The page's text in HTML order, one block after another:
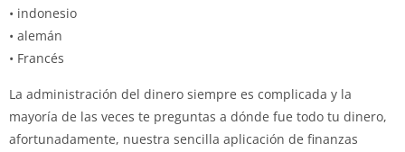
• indonesio
• alemán
• Francés
La administración del dinero siempre es complicada y la
mayoría de las veces te preguntas a dónde fue todo tu dinero,
afortunadamente, nuestra sencilla aplicación de finanzas